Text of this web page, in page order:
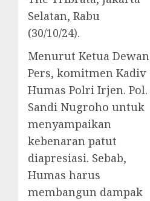
Selatan, Rabu
(30/10/24).
Menurut Ketua Dewan
Pers, komitmen Kadiv
Humas Polri Irjen. Pol.
Sandi Nugroho untuk
menyampaikan
kebenaran patut
diapresiasi. Sebab,
Humas harus
membangun dampak